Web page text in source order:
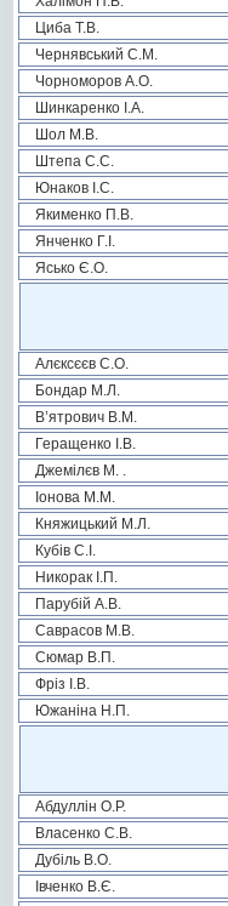
Циба Т.В.
Чернявський С.М.
Чорноморов А.О.
Шинкаренко І.А.
Шол М.В.
Штепа С.С.
Юнаков І.С.
Якименко П.В.
Янченко Г.І.
Ясько Є.О.
Алєксєєв С.О.
Бондар М.Л.
В’ятрович В.М.
Геращенко І.В.
Джемілєв М. .
Іонова М.М.
Княжицький М.Л.
Кубів С.І.
Никорак І.П.
Парубій А.В.
Саврасов М.В.
Сюмар В.П.
Фріз І.В.
Южаніна Н.П.
Абдуллін О.Р.
Власенко С.В.
Дубіль В.О.
Івченко В.Є.